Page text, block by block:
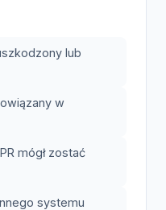
lub
w
mógł zostać
systemu